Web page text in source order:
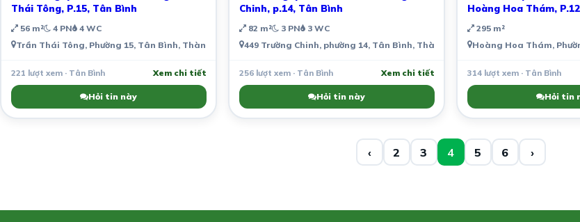
Thái Tông, P.15, Tân Bình
56 m² 4 PN 4 WC
Trần Thái Tông, Phường 15, Tân Bình, Thành phố Hồ Chí Minh, Việt Nam
221 lượt xem · Tân Bình Xem chi tiết
Hỏi tin này
Chinh, p.14, Tân Bình
82 m² 3 PN 3 WC
449 Trường Chinh, phường 14, Tân Bình, Thành phố Hồ Chí Minh, Việt Nam
256 lượt xem · Tân Bình Xem chi tiết
Hỏi tin này
Hoàng Hoa Thám,
295 m²
Hoàng Hoa Thám,
314 lượt xem · Tân Bình
Hỏi tin
‹ 2 3 4 5 6 ›